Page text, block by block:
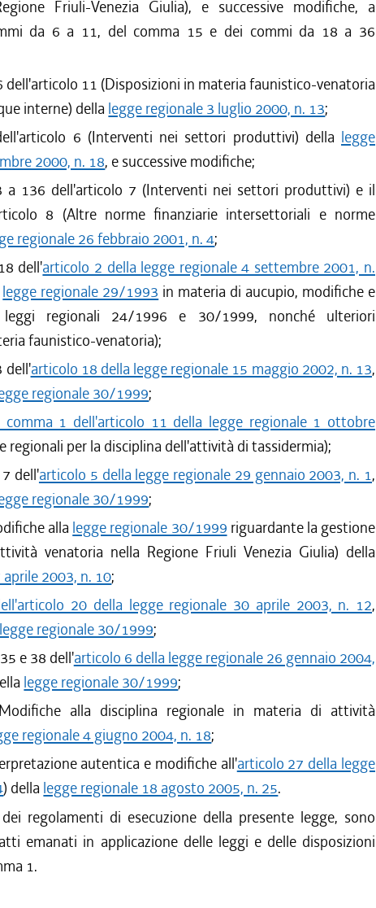
08/2011
03/2011
12/2010
10/2010
07/2010
07/2010
03/2010
12/2009
08/2009
07/2009
06/2009
03/2009
Friuli-Venezia Giulia), e successive modifiche, a
da 6 a 11, del comma 15 e dei commi da 18 a 36
dell'articolo 11 (Disposizioni in materia faunistico-venatoria
interne) della legge regionale 3 luglio 2000, n. 13;
6 (Interventi nei settori produttivi) della legge
2000, n. 18, e successive modifiche;
a 136 dell'articolo 7 (Interventi nei settori produttivi) e il
8 (Altre norme finanziarie intersettoriali e norme
regionale 26 febbraio 2001, n. 4;
dell'articolo 2 della legge regionale 4 settembre 2001, n.
legge regionale 29/1993 in materia di aucupio, modifiche e
leggi regionali 24/1996 e 30/1999, nonché ulteriori
faunistico-venatoria);
dell'articolo 18 della legge regionale 15 maggio 2002, n. 13,
regionale 30/1999;
1 dell'articolo 11 della legge regionale 1 ottobre
regionali per la disciplina dell'attività di tassidermia);
dell'articolo 5 della legge regionale 29 gennaio 2003, n. 1,
regionale 30/1999;
alla legge regionale 30/1999 riguardante la gestione
venatoria nella Regione Friuli Venezia Giulia) della
2003, n. 10;
20 della legge regionale 30 aprile 2003, n. 12,
legge regionale 30/1999;
e 38 dell'articolo 6 della legge regionale 26 gennaio 2004,
legge regionale 30/1999;
alla disciplina regionale in materia di attività
regionale 4 giugno 2004, n. 18;
autentica e modifiche all'articolo 27 della legge
) della legge regionale 18 agosto 2005, n. 25.
regolamenti di esecuzione della presente legge, sono
emanati in applicazione delle leggi e delle disposizioni
1.